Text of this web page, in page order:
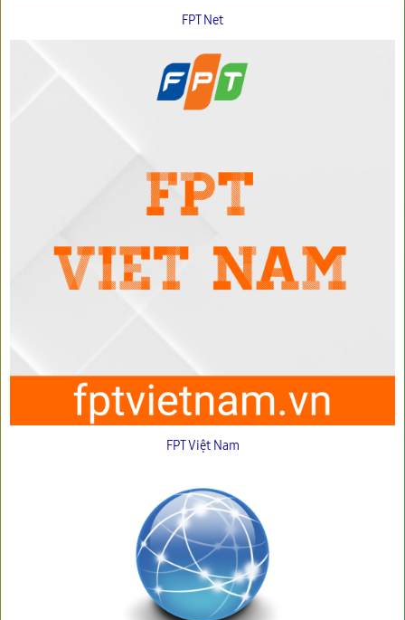
FPT Net
FPT Việt Nam